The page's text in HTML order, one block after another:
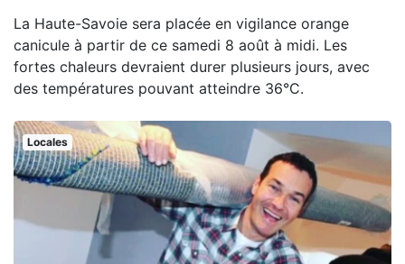
La Haute-Savoie sera placée en vigilance orange
canicule à partir de ce samedi 8 août à midi. Les
fortes chaleurs devraient durer plusieurs jours, avec
des températures pouvant atteindre 36°C.
Locales